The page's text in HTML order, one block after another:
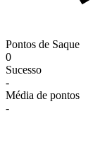
Pontos de Saque
0
Sucesso
-
Média de pontos
-